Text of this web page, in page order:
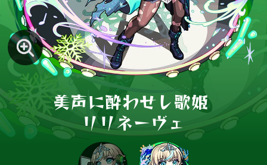
美声に酔わせし歌姫
リリネーヴェ